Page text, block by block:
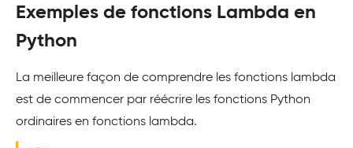
Exemples de fonctions Lambda en
Python
La meilleure façon de comprendre les fonctions lambda
est de commencer par réécrire les fonctions Python
ordinaires en fonctions lambda.